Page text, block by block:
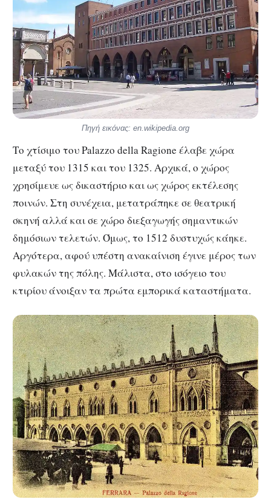
Πηγή εικόνας: en.wikipedia.org
Το χτίσιμο του Palazzo della Ragione έλαβε χώρα
μεταξύ του 1315 και του 1325. Αρχικά, ο χώρος
χρησίμευε ως δικαστήριο και ως χώρος εκτέλεσης
ποινών. Στη συνέχεια, μετατράπηκε σε θεατρική
σκηνή αλλά και σε χώρο διεξαγωγής σημαντικών
δημόσιων τελετών. Όμως, το 1512 δυστυχώς κάηκε.
Αργότερα, αφού υπέστη ανακαίνιση έγινε μέρος των
φυλακών της πόλης. Μάλιστα, στο ισόγειο του
κτιρίου άνοιξαν τα πρώτα εμπορικά καταστήματα.